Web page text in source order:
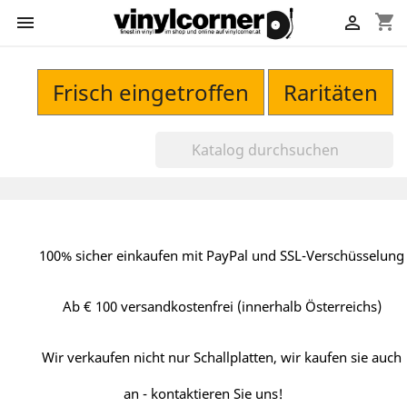
 shopping_cart

Frisch eingetroffen Raritäten
100% sicher einkaufen mit PayPal und SSL-Verschüsselung
Ab € 100 versandkostenfrei (innerhalb Österreichs)
Wir verkaufen nicht nur Schallplatten, wir kaufen sie auch
an - kontaktieren Sie uns!